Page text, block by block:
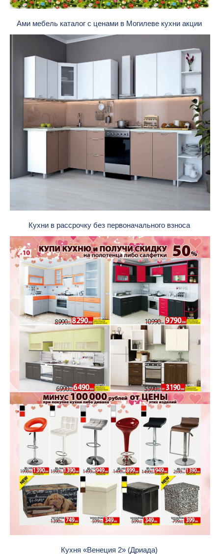
Ами мебель каталог с ценами в Могилеве кухни акции
Кухни в рассрочку без первоначального взноса
Кухня «Венеция 2» (Дриада)